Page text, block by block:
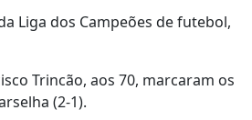
Liga dos Campeões de futebol,
Trincão, aos 70, marcaram os
(2-1).